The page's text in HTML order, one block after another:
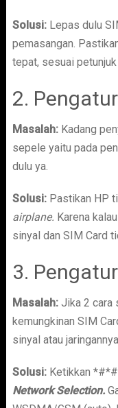
Solusi:Lepas dulu
pemasangan.
tepat, sesuai petunjuk
2.
Masalah:Kadang
sepele yaitu pada
dulu ya.
Solusi:Pastikan HP
airplane. Karena
sinyal dan SIM Card
3.
Masalah:Jika 2 cara
kemungkinan SIM
sinyal atau jaringannya.
Solusi:Ketikkan
Network Selection.